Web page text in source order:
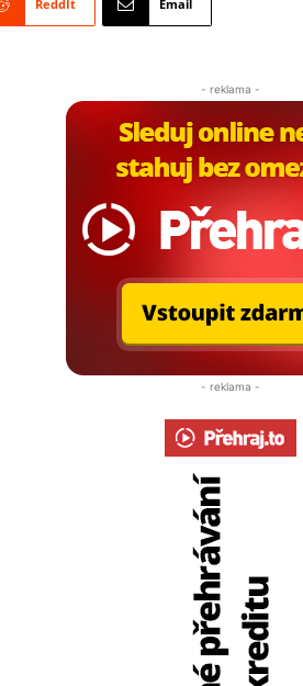
ReddIt Email
- reklama -
- reklama -